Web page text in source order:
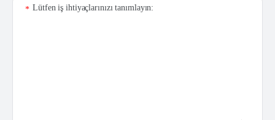
Lütfen iş ihtiyaçlarınızı tanımlayın:
*